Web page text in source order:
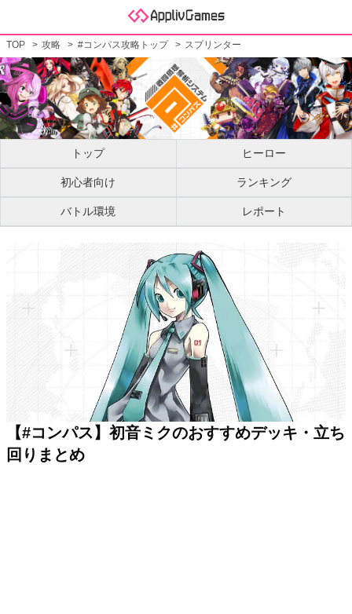
TOP 攻略 #コンパス攻略トップ スプリンター
トップ ヒーロー
初心者向け ランキング
バトル環境 レポート
【#コンパス】初音ミクのおすすめデッキ・立ち
回りまとめ